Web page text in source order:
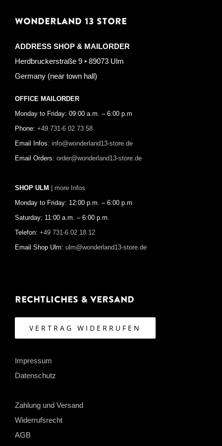
WONDERLAND 13 STORE
ADDRESS SHOP & MAILORDER
Herdbruckerstraße 9 • 89073 Ulm
Germany (near town hall)
OFFICE MAILORDER
Monday to Friday: 09:00 a.m. – 6:00 p.m
Phone: +49 731-6 02 73 58
Email Infos: info@wonderland13-store.de
Email Orders: order@wonderland13-store.de
SHOP ULM | more Infos
Monday to Friday: 12:00 p.m. – 6:00 p.m
Saturday: 11:00 a.m. – 6:00 p.m.
Telefon: +49 731-6 02 18 12
Email Shop Ulm: ulm@wonderland13-store.de
Rechtliches & Versand
VERTRAG WIDERRUFEN
Impressum
Datenschutz
Zahlung und Versand
Widerrufsrecht
AGB